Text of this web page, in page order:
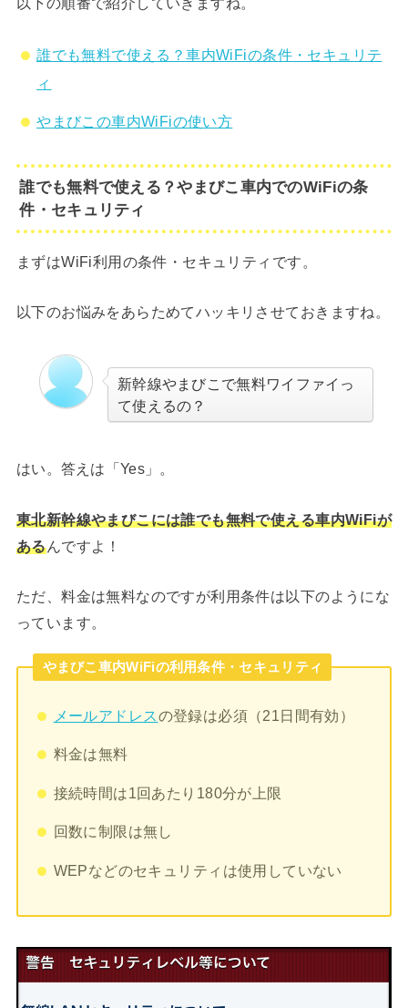
誰でも無料で使える？車内WiFiの条件・セキュリテ
ィ
やまびこの車内WiFiの使い方
誰でも無料で使える？やまびこ車内でのWiFiの条
件・セキュリティ
まずはWiFi利用の条件・セキュリティです。
以下のお悩みをあらためてハッキリさせておきますね。
新幹線やまびこで無料ワイファイっ
て使えるの？
はい。答えは「Yes」。
東北新幹線やまびこには誰でも無料で使える車内WiFiが
あるんですよ！
ただ、料金は無料なのですが利用条件は以下のようにな
っています。
やまびこ車内WiFiの利用条件・セキュリティ
メールアドレスの登録は必須（21日間有効）
料金は無料
接続時間は1回あたり180分が上限
回数に制限は無し
WEPなどのセキュリティは使用していない